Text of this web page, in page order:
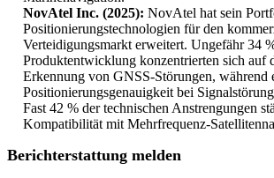
NovAtel Inc. (2025): NovAtel hat sein
Positionierungstechnologien für den
Verteidigungsmarkt erweitert. Ungefähr 34
Produktentwicklung konzentrierten sich auf
Erkennung von GNSS-Störungen, während
Positionierungsgenauigkeit bei
Fast 42 % der technischen Anstrengungen
Kompatibilität mit Mehrfrequenz-
Berichterstattung melden